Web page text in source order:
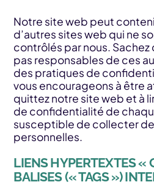
Notre site web peut
d’autres sites web qui ne
contrôlés par nous. Sachez
pas responsables de ces
des pratiques de
vous encourageons à être
quittez notre site web et à
de confidentialité de
susceptible de collecter
personnelles.
LIENS HYPERTEXTES «
BALISES (« TAGS »)